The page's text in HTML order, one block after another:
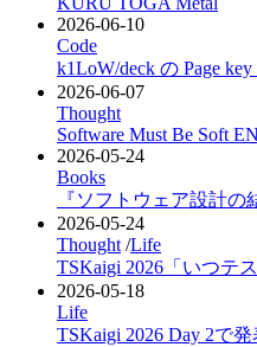
2026-06-10
Code
k1LoW/deck の Page
2026-06-07
Thought
Software Must Be Soft EN
2026-05-24
Books
『ソフトウェア設計
2026-05-24
Thought /Life
TSKaigi 2026「いつテ
2026-05-18
Life
TSKaigi 2026 Day 2で